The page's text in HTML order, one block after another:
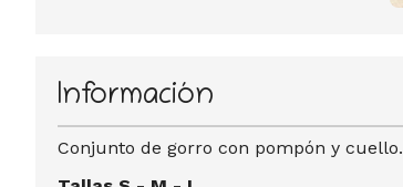
Información
Conjunto de gorro con pompón y cuello.